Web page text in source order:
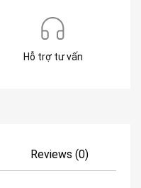
Hỗ trợ tư vấn
Reviews (0)